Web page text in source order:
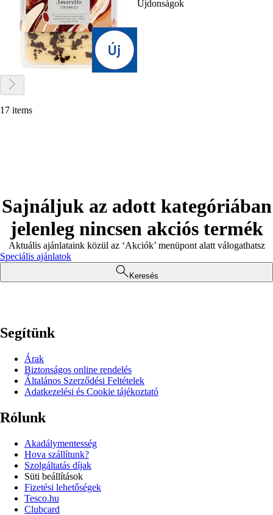
Újdonságok
17 items
Sajnáljuk az adott kategóriában
jelenleg nincsen akciós termék
Aktuális ajánlataink közül az ‘Akciók’ menüpont alatt válogathatsz
Speciális ajánlatok
Keresés
Segítünk
Árak
Biztonságos online rendelés
Általános Szerződési Feltételek
Adatkezelési és Cookie tájékoztató
Rólunk
Akadálymentesség
Hova szállítunk?
Szolgáltatás díjak
Süti beállítások
Fizetési lehetőségek
Tesco.hu
Clubcard